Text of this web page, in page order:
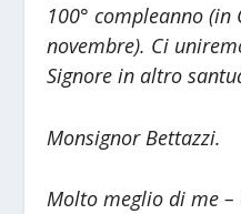
100° compleanno
novembre). Ci
Signore in altro
Monsignor Bettazzi.
Molto meglio di me –